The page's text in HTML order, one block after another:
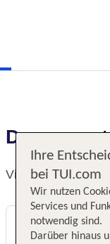
Das
Vincci La Rábida
Digitaler
Ihre
bei TUI.com
Wir nutzen
Services und
notwendig sind.
Darüber hinaus